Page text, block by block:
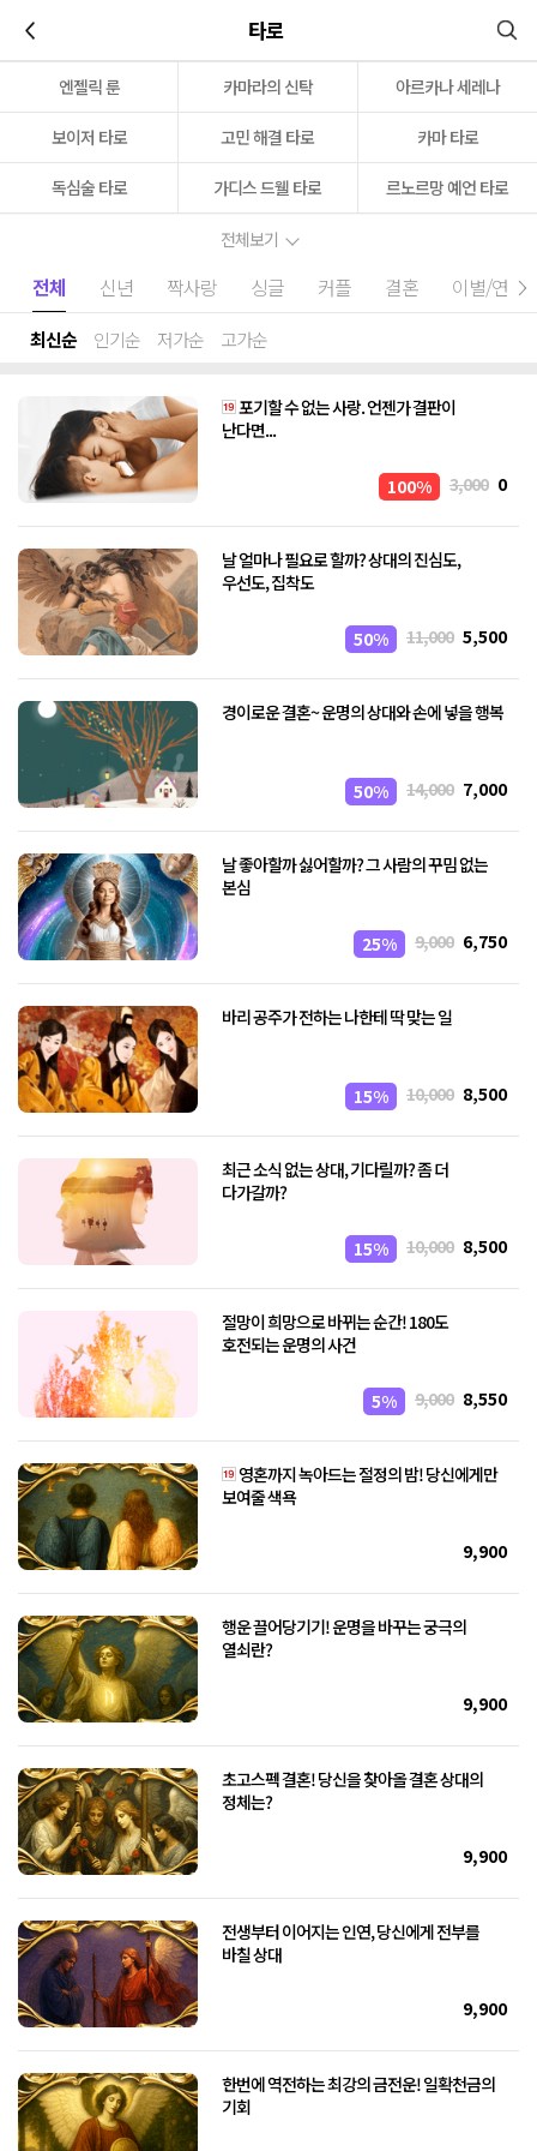
타로
엔젤릭 룬 카마라의 신탁 아르카나 세레나
보이저 타로 고민 해결 타로 카마 타로
독심술 타로 가디스 드웰 타로 르노르망 예언 타로
전체보기
전체 신년 짝사랑 싱글 커플 결혼 이별/연애
최신순 인기순 저가순 고가순
포기할 수 없는 사랑. 언젠가 결판이
난다면...
100% 3,000 0
날 얼마나 필요로 할까? 상대의 진심도,
우선도, 집착도
50% 11,000 5,500
경이로운 결혼~ 운명의 상대와 손에 넣을 행복
50% 14,000 7,000
날 좋아할까 싫어할까? 그 사람의 꾸밈 없는
본심
25% 9,000 6,750
바리 공주가 전하는 나한테 딱 맞는 일
15% 10,000 8,500
최근 소식 없는 상대, 기다릴까? 좀 더
다가갈까?
15% 10,000 8,500
절망이 희망으로 바뀌는 순간! 180도
호전되는 운명의 사건
5% 9,000 8,550
영혼까지 녹아드는 절정의 밤! 당신에게만
보여줄 색욕
9,900
행운 끌어당기기! 운명을 바꾸는 궁극의
열쇠란?
9,900
초고스펙 결혼! 당신을 찾아올 결혼 상대의
정체는?
9,900
전생부터 이어지는 인연, 당신에게 전부를
바칠 상대
9,900
한번에 역전하는 최강의 금전운! 일확천금의
기회